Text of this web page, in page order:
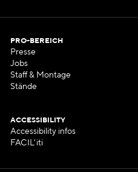
PRO-BEREICH
Presse
Jobs
Staff & Montage
Stände
ACCESSIBILITY
Accessibility infos
FACIL'iti